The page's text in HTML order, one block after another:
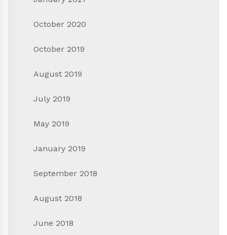
October 2020
October 2019
August 2019
July 2019
May 2019
January 2019
September 2018
August 2018
June 2018